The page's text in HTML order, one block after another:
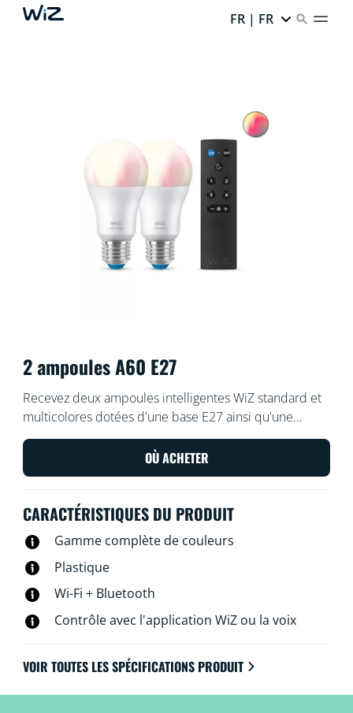
FR | FR
2 ampoules A60 E27
Recevez deux ampoules intelligentes WiZ standard et
multicolores dotées d'une base E27 ainsi qu'une
WiZmote avec cette solution d'éclairage intelligent.
Utilisez la WiZmote, l'application WiZ ou votre voix
pour varier l'intensité lumineuse ou appliquer des
Fi.
OÙ ACHETER
CARACTÉRISTIQUES DU PRODUIT
Gamme complète de couleurs
Plastique
Wi-Fi + Bluetooth
Contrôle avec l'application WiZ ou la voix
VOIR TOUTES LES SPÉCIFICATIONS PRODUIT